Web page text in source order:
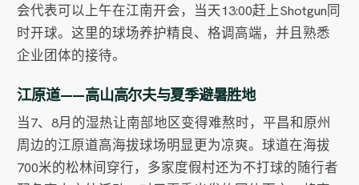
会代表可以上午在江南开会，当天13:00赶上Shotgun同
时开球。这里的球场养护精良、格调高端，并且熟悉
企业团体的接待。
江原道——高山高尔夫与夏季避暑胜地
当7、8月的湿热让南部地区变得难熬时，平昌和原州
周边的江原道高海拔球场明显更为凉爽。球道在海拔
700米的松林间穿行，多家度假村还为不打球的随行者